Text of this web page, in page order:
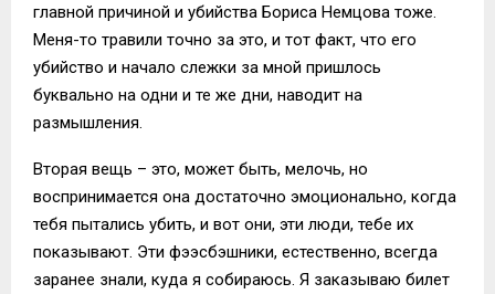
главной причиной и убийства Бориса Немцова тоже.
Меня-то травили точно за это, и тот факт, что его
убийство и начало слежки за мной пришлось
буквально на одни и те же дни, наводит на
размышления.
Вторая вещь – это, может быть, мелочь, но
воспринимается она достаточно эмоционально, когда
тебя пытались убить, и вот они, эти люди, тебе их
показывают. Эти фээсбэшники, естественно, всегда
заранее знали, куда я собираюсь. Я заказываю билет